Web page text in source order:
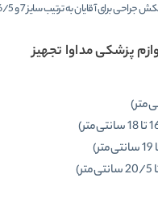
برای آقایان به ترتیب سایز 7 و 6 /5 بوده و برای خانم‌ها به ترتیب سایز 6 و 5
پزشکی مداوا تجهیز